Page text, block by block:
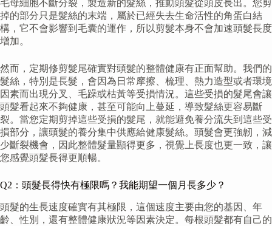
毛母細胞不斷分裂，製造新的髮絲，推動頭髮從頭皮長出。您剪
掉的部分只是髮絲的末端，屬於已經失去生命活性的角蛋白結
構，它不會影響到毛囊的運作，所以剪髮本身不會加速頭髮長度
增加。
然而，定期修剪髮尾確實對頭髮的整體健康有正面幫助。我們的
髮絲，特別是長髮，會因為日常摩擦、梳理、熱力造型或者環境
因素而出現分叉、毛躁或枯黃等受損情況。這些受損的髮尾會讓
頭髮看起來不夠健康，甚至可能向上蔓延，導致髮絲更容易斷
裂。當您定期剪掉這些受損的髮尾，就能避免養分流失到這些受
損部分，讓頭髮的養分集中供應給健康髮絲。頭髮會更強韌，減
少斷裂機會，因此整體髮量顯得更多，視覺上長度也更一致，讓
您感覺頭髮長得更順暢。
Q2：頭髮長得快有極限嗎？我能期望一個月長多少？
頭髮的生長速度確實有其極限，這個速度主要由您的基因、年
齡、性別，還有整體健康狀況等因素決定。每根頭髮都有自己的